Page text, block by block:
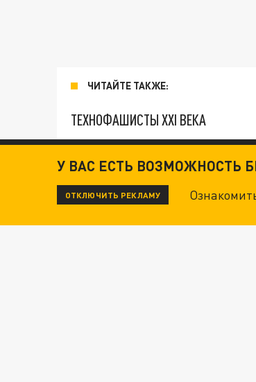
ЧИТАЙТЕ ТАКЖЕ:
ТЕХНОФАШИСТЫ XXI ВЕКА
ОПЛЕУХА МАСКУ. "ПОРА СНЯТЬ
ДАНЯ С ДАШЕЙ СПАСЛИСЬ ОТ
У ВАС ЕСТЬ ВОЗМОЖНОСТЬ
ОТКЛЮЧИТЬ РЕКЛАМУ